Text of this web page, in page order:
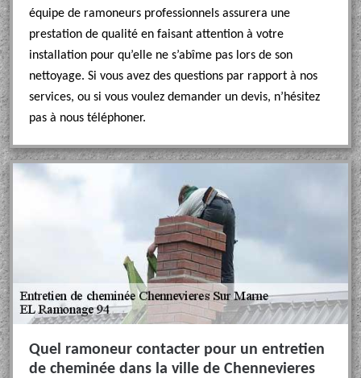
équipe de ramoneurs professionnels assurera une
prestation de qualité en faisant attention à votre
installation pour qu’elle ne s’abîme pas lors de son
nettoyage. Si vous avez des questions par rapport à nos
services, ou si vous voulez demander un devis, n’hésitez
pas à nous téléphoner.
Quel ramoneur contacter pour un entretien
de cheminée dans la ville de Chennevieres